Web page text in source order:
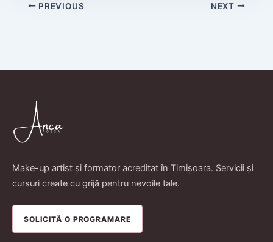
PREVIOUS NEXT
Make-up artist și formator acreditat în Timișoara. Servicii și
cursuri create cu grijă pentru nevoile tale.
SOLICITĂ O PROGRAMARE